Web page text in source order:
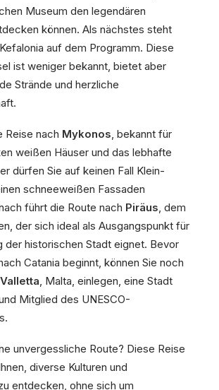
Museum den legendären
können. Als nächstes steht
auf dem Programm. Diese
ist weniger bekannt, bietet aber
Strände und herzliche
Reise nach Mykonos, bekannt für
weißen Häuser und das lebhafte
dürfen Sie auf keinen Fall Klein-
schneeweißen Fassaden
führt die Route nach Piräus, dem
der sich ideal als Ausgangspunkt für
der historischen Stadt eignet. Bevor
Catania beginnt, können Sie noch
Valletta, Malta, einlegen, eine Stadt
Mitglied des UNESCO-
unvergessliche Route? Diese Reise
diverse Kulturen und
entdecken, ohne sich um